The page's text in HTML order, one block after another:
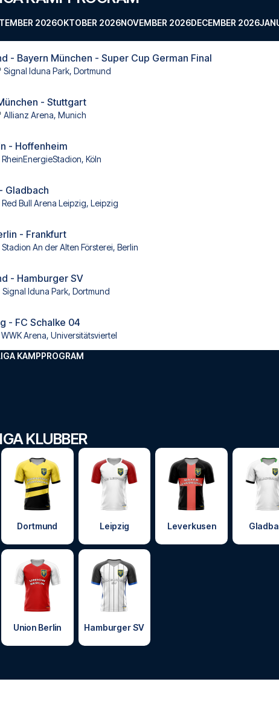
2026OKTOBER 2026NOVEMBER 2026DECEMBER 2026
- Bayern München - Super Cup German Final
Signal Iduna Park, Dortmund
- Stuttgart
Allianz Arena, Munich
- Hoffenheim
RheinEnergieStadion, Köln
Gladbach
Red Bull Arena Leipzig, Leipzig
- Frankfurt
Stadion An der Alten Försterei, Berlin
- Hamburger SV
Signal Iduna Park, Dortmund
- FC Schalke 04
WWK Arena, Universitätsviertel
KAMPPROGRAM
KLUBBER
Dortmund Leipzig Leverkusen
Union Berlin Hamburger SV